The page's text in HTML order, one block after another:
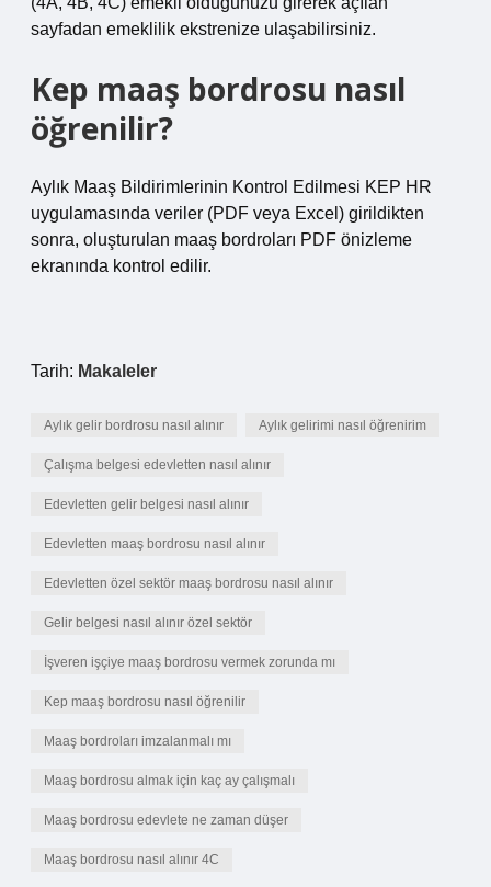
sayfadan emeklilik ekstrenize ulaşabilirsiniz.
Kep maaş bordrosu nasıl
öğrenilir?
Aylık Maaş Bildirimlerinin Kontrol Edilmesi KEP HR
uygulamasında veriler (PDF veya Excel) girildikten
sonra, oluşturulan maaş bordroları PDF önizleme
ekranında kontrol edilir.
Tarih: Makaleler
Aylık gelir bordrosu nasıl alınır Aylık gelirimi nasıl öğrenirim
Çalışma belgesi edevletten nasıl alınır
Edevletten gelir belgesi nasıl alınır
Edevletten maaş bordrosu nasıl alınır
Edevletten özel sektör maaş bordrosu nasıl alınır
Gelir belgesi nasıl alınır özel sektör
İşveren işçiye maaş bordrosu vermek zorunda mı
Kep maaş bordrosu nasıl öğrenilir
Maaş bordroları imzalanmalı mı
Maaş bordrosu almak için kaç ay çalışmalı
Maaş bordrosu edevlete ne zaman düşer
Maaş bordrosu nasıl alınır 4C